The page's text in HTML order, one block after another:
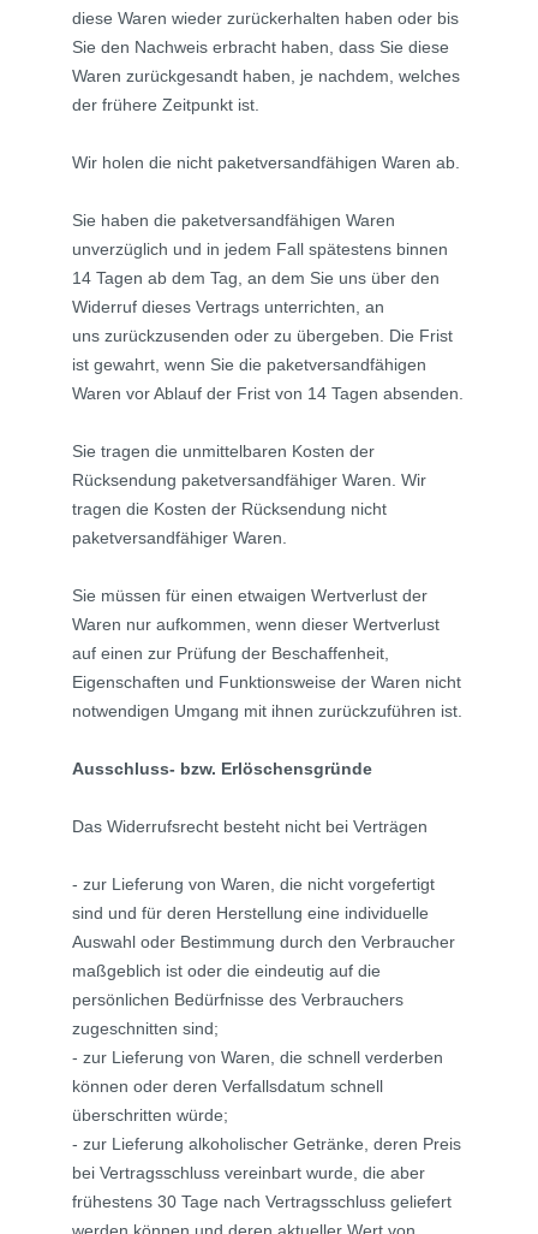
diese Waren wieder zurückerhalten haben oder bis
Sie den Nachweis erbracht haben, dass Sie diese
Waren zurückgesandt haben, je nachdem, welches
der frühere Zeitpunkt ist.
Wir holen die nicht paketversandfähigen Waren ab.
Sie haben die paketversandfähigen Waren
unverzüglich und in jedem Fall spätestens binnen
14 Tagen ab dem Tag, an dem Sie uns über den
Widerruf dieses Vertrags unterrichten, an
uns zurückzusenden oder zu übergeben. Die Frist
ist gewahrt, wenn Sie die paketversandfähigen
Waren vor Ablauf der Frist von 14 Tagen absenden.
Sie tragen die unmittelbaren Kosten der
Rücksendung paketversandfähiger Waren. Wir
tragen die Kosten der Rücksendung nicht
paketversandfähiger Waren.
Sie müssen für einen etwaigen Wertverlust der
Waren nur aufkommen, wenn dieser Wertverlust
auf einen zur Prüfung der Beschaffenheit,
Eigenschaften und Funktionsweise der Waren nicht
notwendigen Umgang mit ihnen zurückzuführen ist.
Ausschluss- bzw. Erlöschensgründe
Das Widerrufsrecht besteht nicht bei Verträgen
- zur Lieferung von Waren, die nicht vorgefertigt
sind und für deren Herstellung eine individuelle
Auswahl oder Bestimmung durch den Verbraucher
maßgeblich ist oder die eindeutig auf die
persönlichen Bedürfnisse des Verbrauchers
zugeschnitten sind;
- zur Lieferung von Waren, die schnell verderben
können oder deren Verfallsdatum schnell
überschritten würde;
- zur Lieferung alkoholischer Getränke, deren Preis
bei Vertragsschluss vereinbart wurde, die aber
frühestens 30 Tage nach Vertragsschluss geliefert
werden können und deren aktueller Wert von